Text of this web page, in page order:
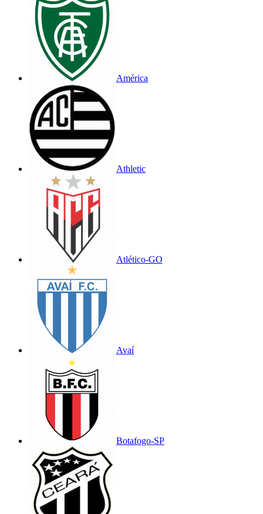
América
Athletic
Atlético-GO
Avaí
Botafogo-SP